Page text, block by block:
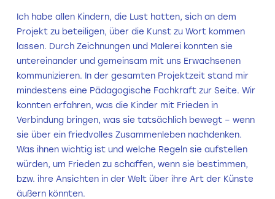
Ich habe allen Kindern, die Lust hatten, sich an dem
Projekt zu beteiligen, über die Kunst zu Wort kommen
lassen. Durch Zeichnungen und Malerei konnten sie
untereinander und gemeinsam mit uns Erwachsenen
kommunizieren. In der gesamten Projektzeit stand mir
mindestens eine Pädagogische Fachkraft zur Seite. Wir
konnten erfahren, was die Kinder mit Frieden in
Verbindung bringen, was sie tatsächlich bewegt – wenn
sie über ein friedvolles Zusammenleben nachdenken.
Was ihnen wichtig ist und welche Regeln sie aufstellen
würden, um Frieden zu schaffen, wenn sie bestimmen,
bzw. ihre Ansichten in der Welt über ihre Art der Künste
äußern könnten.